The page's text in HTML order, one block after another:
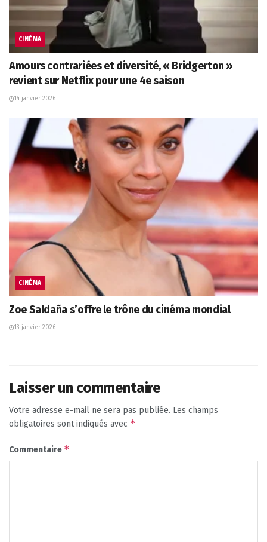
CINÉMA
Amours contrariées et diversité, « Bridgerton »
revient sur Netflix pour une 4e saison
14 janvier 2026
CINÉMA
Zoe Saldaña s’offre le trône du cinéma mondial
13 janvier 2026
Laisser un commentaire
Votre adresse e-mail ne sera pas publiée. Les champs
obligatoires sont indiqués avec *
Commentaire *